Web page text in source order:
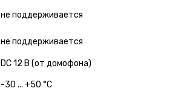
не поддерживается
не поддерживается
DC 12 В (от домофона)
-30 ... +50 °C